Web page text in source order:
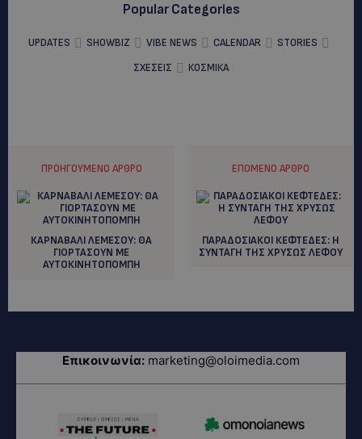
Popular Categories
UPDATES SHOWBIZ VIBE NEWS CALENDAR
STORIES
ΣΧΕΣΕΙΣ
ΚΟΣΜΙΚΑ
ΠΡΟΗΓΟΎΜΕΝΟ ΆΡΘΡΟ
ΚΑΡΝΑΒΑΛΙ ΛΕΜΕΣΟΥ: ΘΑ
ΓΙΟΡΤΑΣΟΥΝ ΜΕ
ΑΥΤΟΚΙΝΗΤΟΠΟΜΠΗ
ΕΠΌΜΕΝΟ ΆΡΘΡΟ
ΠΑΡΑΔΟΣΙΑΚΟΙ ΚΕΦΤΕΔΕΣ: H
ΣΥΝΤΑΓΗ ΤΗΣ ΧΡΥΣΩΣ ΛΕΦΟΥ
Επικοινωνία: marketing@oloimedia.com